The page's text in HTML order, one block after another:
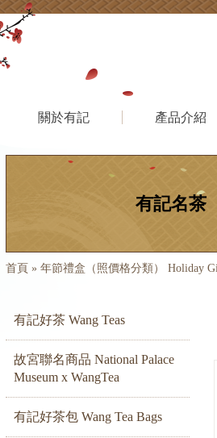
關於有記 產品介紹
有記名茶
首頁 » 年節禮盒（照價格分類） Holiday
有記好茶 Wang Teas
故宮聯名商品 National Palace
Museum x WangTea
有記好茶包 Wang Tea Bags